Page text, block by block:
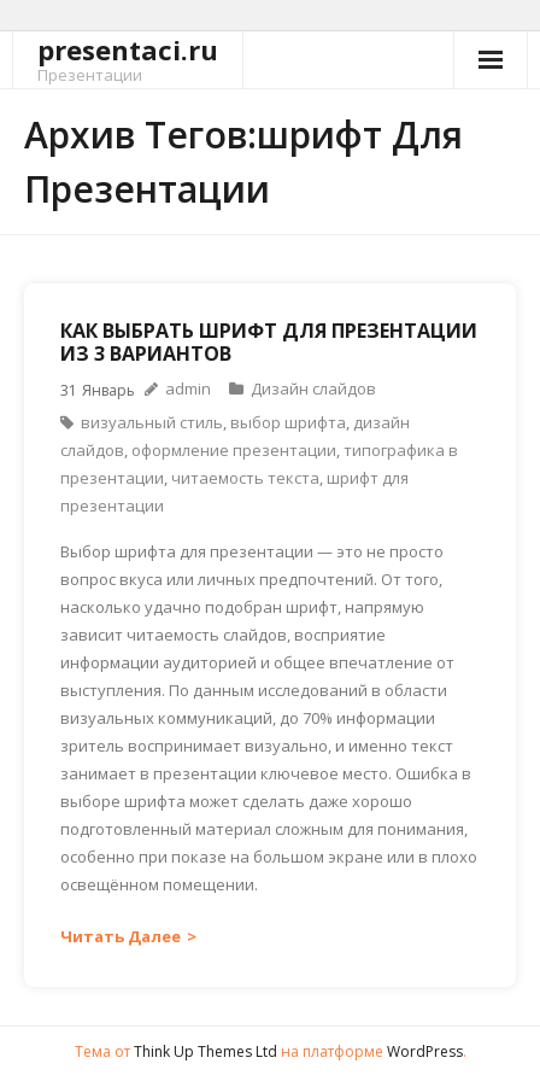
Перейтиpresentaci.ru
Презентации
Архив Тегов:шрифт Для
Презентации
КАК ВЫБРАТЬ ШРИФТ ДЛЯ ПРЕЗЕНТАЦИИ
ИЗ 3 ВАРИАНТОВ
31 Январь admin
Дизайн слайдов
визуальный стиль, выбор шрифта, дизайн
слайдов, оформление презентации,типографика в
презентации, читаемость текста, шрифт для
презентации
Выбор шрифта для презентации — это не просто
вопрос вкуса или личных предпочтений. От того,
насколько удачно подобран шрифт, напрямую
зависит читаемость слайдов, восприятие
информации аудиторией и общее впечатление от
выступления. По данным исследований в области
визуальных коммуникаций, до 70% информации
зритель воспринимает визуально, и именно текст
занимает в презентации ключевое место. Ошибка в
выборе шрифта может сделать даже хорошо
подготовленный материал сложным для понимания,
особенно при показе на большом экране или в плохо
освещённом помещении.
Читать Далее
Тема отThink Up Themes Ltd на платформе WordPress.